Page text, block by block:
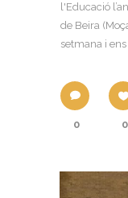
l'Educació
de Beira
setmana i ens
0 0